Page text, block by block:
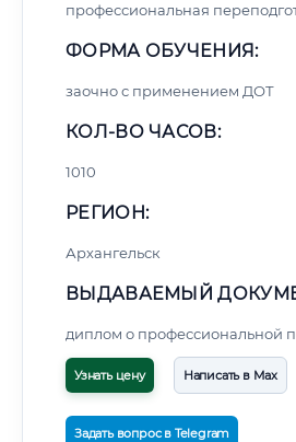
профессиональная
ФОРМА ОБУЧЕНИЯ:
заочно с применением ДОТ
КОЛ-ВО ЧАСОВ:
1010
РЕГИОН:
Архангельск
ВЫДАВАЕМЫЙ
диплом о профессиональной
Узнать цену Написать в Max
Задать вопрос в Telegram